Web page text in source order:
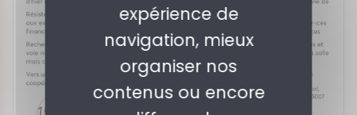
expérience de
navigation, mieux
organiser nos
contenus ou encore